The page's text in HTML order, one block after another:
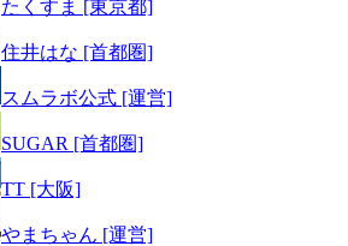
たくすま [東京都]
住井はな [首都圏]
スムラボ公式 [運営]
SUGAR [首都圏]
TT [大阪]
やまちゃん [運営]